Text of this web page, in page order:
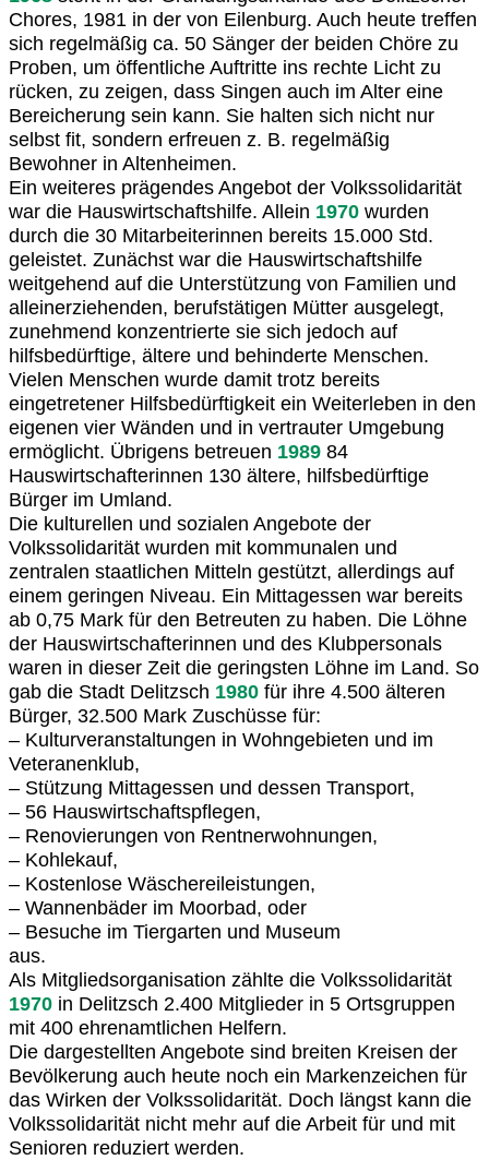
Chores, 1981 in der von Eilenburg. Auch heute treffen
sich regelmäßig ca. 50 Sänger der beiden Chöre zu
Proben, um öffentliche Auftritte ins rechte Licht zu
rücken, zu zeigen, dass Singen auch im Alter eine
Bereicherung sein kann. Sie halten sich nicht nur
selbst fit, sondern erfreuen z. B. regelmäßig
Bewohner in Altenheimen.
Ein weiteres prägendes Angebot der Volkssolidarität
war die Hauswirtschaftshilfe. Allein 1970 wurden
durch die 30 Mitarbeiterinnen bereits 15.000 Std.
geleistet. Zunächst war die Hauswirtschaftshilfe
weitgehend auf die Unterstützung von Familien und
alleinerziehenden, berufstätigen Mütter ausgelegt,
zunehmend konzentrierte sie sich jedoch auf
hilfsbedürftige, ältere und behinderte Menschen.
Vielen Menschen wurde damit trotz bereits
eingetretener Hilfsbedürftigkeit ein Weiterleben in den
eigenen vier Wänden und in vertrauter Umgebung
ermöglicht. Übrigens betreuen 1989 84
Hauswirtschafterinnen 130 ältere, hilfsbedürftige
Bürger im Umland.
Die kulturellen und sozialen Angebote der
Volkssolidarität wurden mit kommunalen und
zentralen staatlichen Mitteln gestützt, allerdings auf
einem geringen Niveau. Ein Mittagessen war bereits
ab 0,75 Mark für den Betreuten zu haben. Die Löhne
der Hauswirtschafterinnen und des Klubpersonals
waren in dieser Zeit die geringsten Löhne im Land. So
gab die Stadt Delitzsch 1980 für ihre 4.500 älteren
Bürger, 32.500 Mark Zuschüsse für:
– Kulturveranstaltungen in Wohngebieten und im
Veteranenklub,
– Stützung Mittagessen und dessen Transport,
– 56 Hauswirtschaftspflegen,
– Renovierungen von Rentnerwohnungen,
– Kohlekauf,
– Kostenlose Wäschereileistungen,
– Wannenbäder im Moorbad, oder
– Besuche im Tiergarten und Museum
aus.
Als Mitgliedsorganisation zählte die Volkssolidarität
1970 in Delitzsch 2.400 Mitglieder in 5 Ortsgruppen
mit 400 ehrenamtlichen Helfern.
Die dargestellten Angebote sind breiten Kreisen der
Bevölkerung auch heute noch ein Markenzeichen für
das Wirken der Volkssolidarität. Doch längst kann die
Volkssolidarität nicht mehr auf die Arbeit für und mit
Senioren reduziert werden.